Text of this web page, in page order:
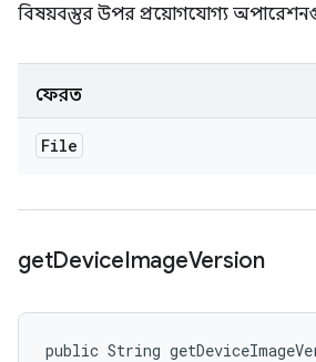
বিষয়বস্তুর উপর প্রয়োগযোগ্য
ফেরত
File
getDeviceImageVersion
public String